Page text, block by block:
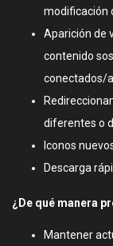
modificación
Aparición de
contenido
conectados/
diferentes o
Iconos
Descarga
¿De qué manera
Mantener